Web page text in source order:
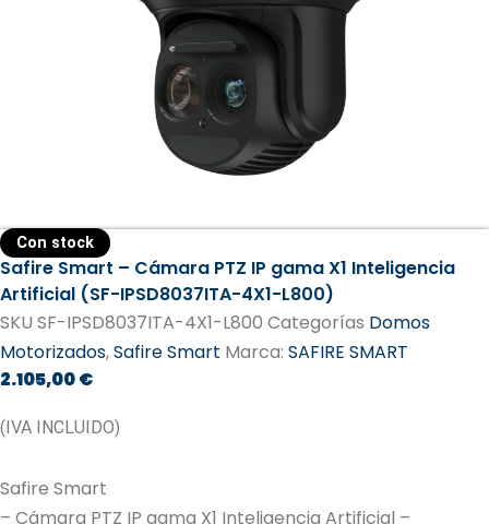
Con stock
Safire Smart – Cámara PTZ IP gama X1 Inteligencia
Artificial (SF-IPSD8037ITA-4X1-L800)
SKU SF-IPSD8037ITA-4X1-L800 Categorías Domos
Motorizados,Safire Smart Marca: SAFIRE SMART
2.105,00€
(IVA INCLUIDO)
Safire Smart
– Cámara PTZ IP gama X1 Inteligencia Artificial –